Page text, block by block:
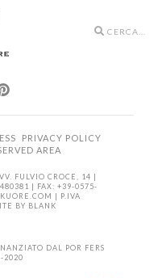
Search
PRIVACY POLICY
AREA
FULVIO CROCE, 14 |
| FAX: +39-0575-
| P.IVA
BY BLANK
DAL POR FERS
2020